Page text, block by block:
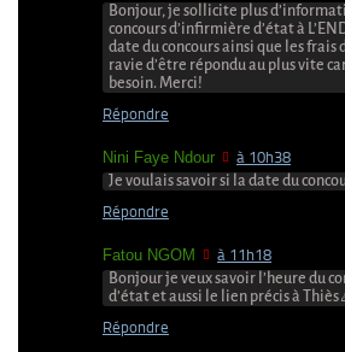
Bonjour, je sollicite plus
concours d’infirmière d’état à
date du concours ainsi que les frais
ravie d’être répondu au plus vite
besoin. Merci!
Répondre
Nini Faye Ndour à 10h38
Je voulais savoir si la date du
Répondre
Fatou NGOM à 11h18
Bonjour je veux savoir l’heure du
d’état et aussi le lien précis à Thiès
Répondre